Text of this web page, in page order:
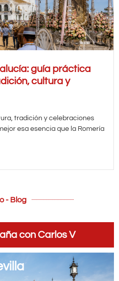
guía práctica
cultura y
tradición y celebraciones
esa esencia que la Romería
- Blog
con Carlos V